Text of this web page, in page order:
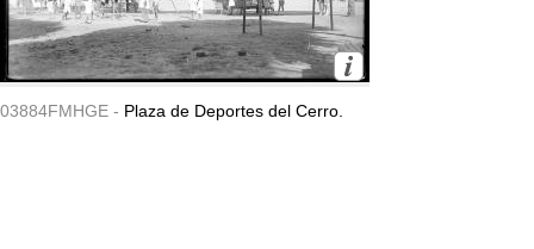
03884FMHGE - Plaza de Deportes del Cerro.